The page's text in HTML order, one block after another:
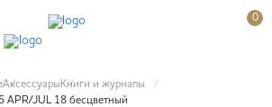
0
Аксессуары Книги и журналы
JUL 18 бесцветный